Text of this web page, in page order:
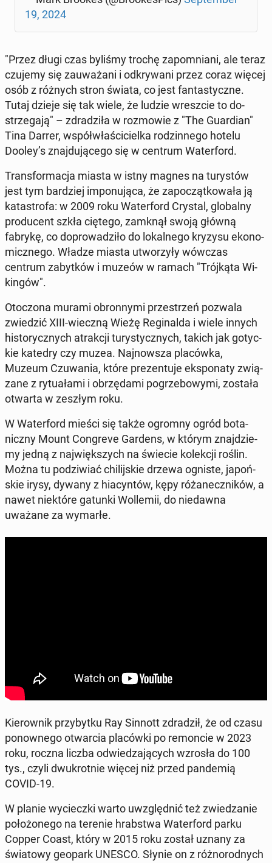
19, 2024
"Przez długi czas byliśmy trochę za­po­mnia­ni, ale teraz
czujemy się za­uwa­ża­ni i od­kry­wa­ni przez coraz więcej
osób z różnych stron świata, co jest fan­ta­stycz­ne.
Tutaj dzieje się tak wiele, że ludzie wresz­cie to do­
strze­ga­ją" – zdra­dzi­ła w roz­mo­wie z "The Gu­ar­dian"
Tina Darrer, współ­wła­ści­ciel­ka ro­dzin­ne­go hotelu
Dooley’s znaj­du­ją­ce­go się w centrum Wa­ter­ford.
Trans­for­ma­cja miasta w istny magnes na tu­ry­stów
jest tym bar­dziej im­po­nu­ją­ca, że za­po­cząt­ko­wa­ła ją
ka­ta­stro­fa: w 2009 roku Wa­ter­ford Crystal, glo­bal­ny
pro­du­cent szkła ciętego, zamknął swoją główną
fabrykę, co do­pro­wa­dzi­ło do lo­kal­ne­go kryzysu eko­no­
micz­ne­go. Władze miasta utwo­rzy­ły wówczas
centrum za­byt­ków i muzeów w ramach "Trój­ką­ta Wi­
kin­gów".
Oto­czo­na murami obron­ny­mi prze­strzeń pozwala
zwie­dzić XIII-wieczną Wieżę Re­gi­nal­da i wiele innych
hi­sto­rycz­nych atrak­cji tu­ry­stycz­nych, takich jak go­tyc­
kie katedry czy muzea. Naj­now­sza pla­ców­ka,
Muzeum Czu­wa­nia, które pre­zen­tu­je eks­po­na­ty zwią­
za­ne z ry­tu­ała­mi i ob­rzę­da­mi po­grze­bo­wy­mi, została
otwarta w zeszłym roku.
W Wa­ter­ford mieści się także ogromny ogród bo­ta­
nicz­ny Mount Con­gre­ve Gardens, w którym znaj­dzie­
my jedną z naj­więk­szych na świecie ko­lek­cji roślin.
Można tu po­dzi­wiać chi­lij­skie drzewa ogniste, ja­poń­
skie irysy, dywany z hia­cyn­tów, kępy ró­ża­necz­ni­ków, a
nawet nie­któ­re gatunki Wol­le­mii, do nie­daw­na
uważane za wymarłe.
Kie­row­nik przy­byt­ku Ray Sinnott zdra­dził, że od czasu
po­now­ne­go otwar­cia pla­ców­ki po re­mon­cie w 2023
roku, roczna liczba od­wie­dza­ją­cych wzrosła do 100
tys., czyli dwu­krot­nie więcej niż przed pan­de­mią
COVID-19.
W planie wy­ciecz­ki warto uwzględ­nić też zwie­dza­nie
po­ło­żo­ne­go na terenie hrab­stwa Wa­ter­ford parku
Copper Coast, który w 2015 roku został uznany za
świa­to­wy geopark UNESCO. Słynie on z róż­no­rod­nych